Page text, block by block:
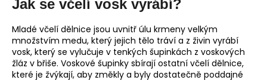
Jak se včelí vosk vyrábí?
Mladé včelí dělnice jsou uvnitř úlu krmeny velkým
množstvím medu, který jejich tělo tráví a z živin vyrábí
vosk, který se vylučuje v tenkých šupinkách z voskových
žláz v břiše. Voskové šupinky sbírají ostatní včelí dělnice,
které je žvýkají, aby změkly a byly dostatečně poddajné